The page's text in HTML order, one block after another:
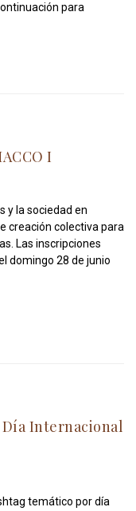
para
I
y la sociedad en
creación colectiva para
Las inscripciones
domingo 28 de junio
Internacional
temático por día